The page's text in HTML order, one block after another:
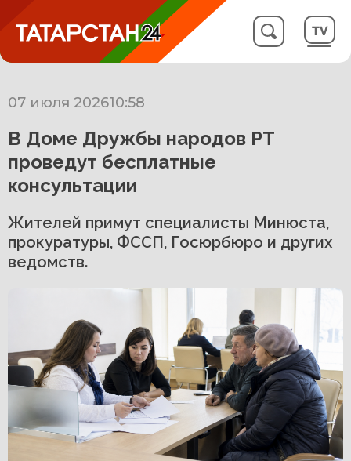
07 июля 202610:58
В Доме Дружбы народов РТ
проведут бесплатные
консультации
Жителей примут специалисты Минюста,
прокуратуры, ФССП, Госюрбюро и других
ведомств.